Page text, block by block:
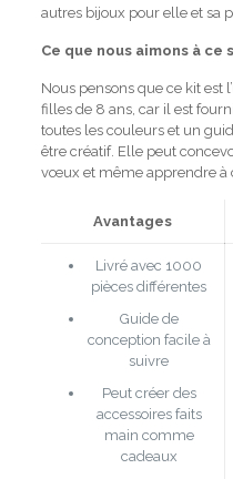
autres bijoux pour elle et sa
Ce que nous aimons à ce
Nous pensons que ce kit est
filles de 8 ans, car il est
toutes les couleurs et un
être créatif. Elle peut
vœux et même apprendre à
Avantages
Livré avec 1000
pièces différentes
Guide de
conception facile à
suivre
Peut créer des
accessoires faits
main comme
cadeaux